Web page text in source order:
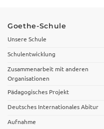
Goethe-Schule
Unsere Schule
Schulentwicklung
Zusammenarbeit mit anderen
Organisationen
Pädagogisches Projekt
Deutsches Internationales Abitur
Aufnahme